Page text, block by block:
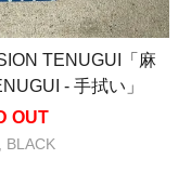
TENUGUI「麻
- 手拭い」
OUT
BLACK